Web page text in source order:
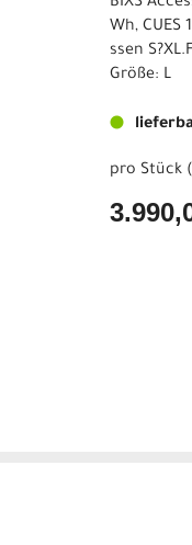
Wh, CUES
ssen
Größe: L
pro Stück